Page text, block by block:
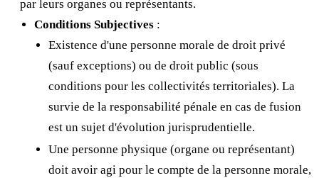
par leurs organes ou représentants.
Conditions Subjectives :
Existence d'une personne morale de droit privé
(sauf exceptions) ou de droit public (sous
conditions pour les collectivités territoriales). La
survie de la responsabilité pénale en cas de fusion
est un sujet d'évolution jurisprudentielle.
Une personne physique (organe ou représentant)
doit avoir agi pour le compte de la personne morale,